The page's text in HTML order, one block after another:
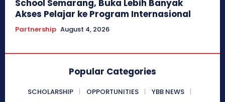
School Semarang, Buka Lebih Banyak
Akses Pelajar ke Program Internasional
Partnership August 4, 2026
Popular Categories
SCHOLARSHIP OPPORTUNITIES
YBB NEWS